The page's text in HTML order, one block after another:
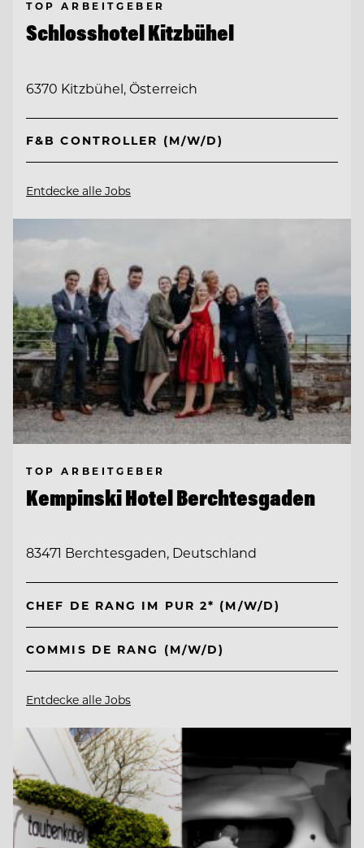
TOP ARBEITGEBER
Schlosshotel Kitzbühel
6370 Kitzbühel, Österreich
F&B CONTROLLER (M/W/D)
Entdecke alle Jobs
TOP ARBEITGEBER
Kempinski Hotel Berchtesgaden
83471 Berchtesgaden, Deutschland
CHEF DE RANG IM PUR 2* (M/W/D)
COMMIS DE RANG (M/W/D)
Entdecke alle Jobs